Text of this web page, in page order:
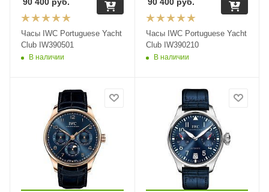
Часы IWC Portuguese Yacht
Club IW390501
В наличии
Часы IWC Portuguese Yacht
Club IW390210
В наличии